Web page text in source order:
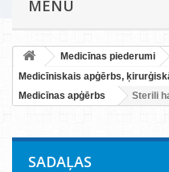
MENU
Medicīnas piederumi
Medicīniskais apģērbs,
Medicīnas apģērbs
Sterili
SADAĻAS